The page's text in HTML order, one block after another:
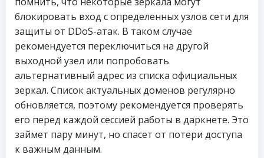
блокировать вход с определенных узлов сети для
защиты от DDoS-атак. В таком случае
рекомендуется переключиться на другой
выходной узел или попробовать
альтернативный адрес из списка официальных
зеркал. Список актуальных доменов регулярно
обновляется, поэтому рекомендуется проверять
его перед каждой сессией работы в даркнете. Это
займет пару минут, но спасет от потери доступа
к важным данным.